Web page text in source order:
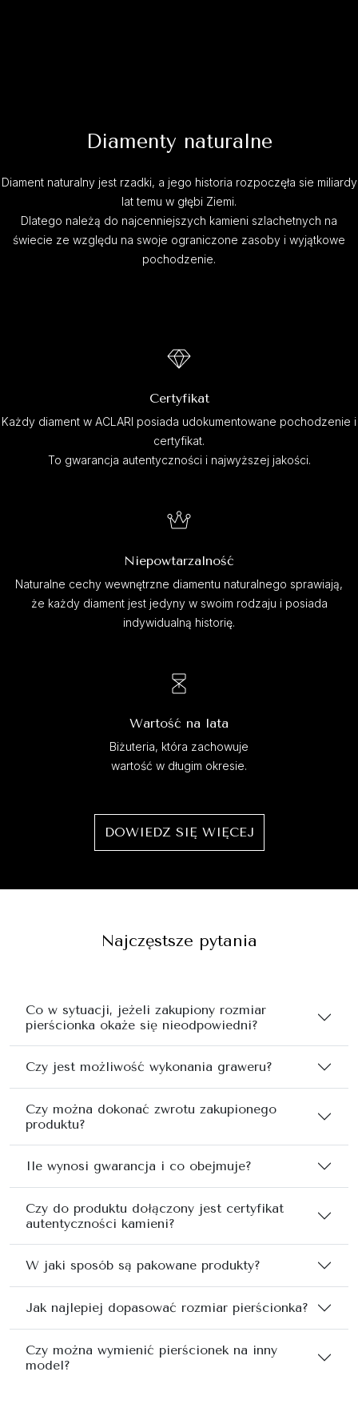
Diamenty naturalne
Diament naturalny jest rzadki, a jego historia rozpoczęła sie miliardy
lat temu w głębi Ziemi.
Dlatego należą do najcenniejszych kamieni szlachetnych na
świecie ze względu na swoje ograniczone zasoby i wyjątkowe
pochodzenie.
Certyfikat
Każdy diament w ACLARI posiada udokumentowane pochodzenie i
certyfikat.
To gwarancja autentyczności i najwyższej jakości.
Niepowtarzalność
Naturalne cechy wewnętrzne diamentu naturalnego sprawiają,
że każdy diament jest jedyny w swoim rodzaju i posiada
indywidualną historię.
Wartość na lata
Biżuteria, która zachowuje
wartość w długim okresie.
DOWIEDZ SIĘ WIĘCEJ
Najczęstsze pytania
Co w sytuacji, jeżeli zakupiony rozmiar
pierścionka okaże się nieodpowiedni?
Czy jest możliwość wykonania graweru?
Czy można dokonać zwrotu zakupionego
produktu?
Ile wynosi gwarancja i co obejmuje?
Czy do produktu dołączony jest certyfikat
autentyczności kamieni?
W jaki sposób są pakowane produkty?
Jak najlepiej dopasować rozmiar pierścionka?
Czy można wymienić pierścionek na inny
model?